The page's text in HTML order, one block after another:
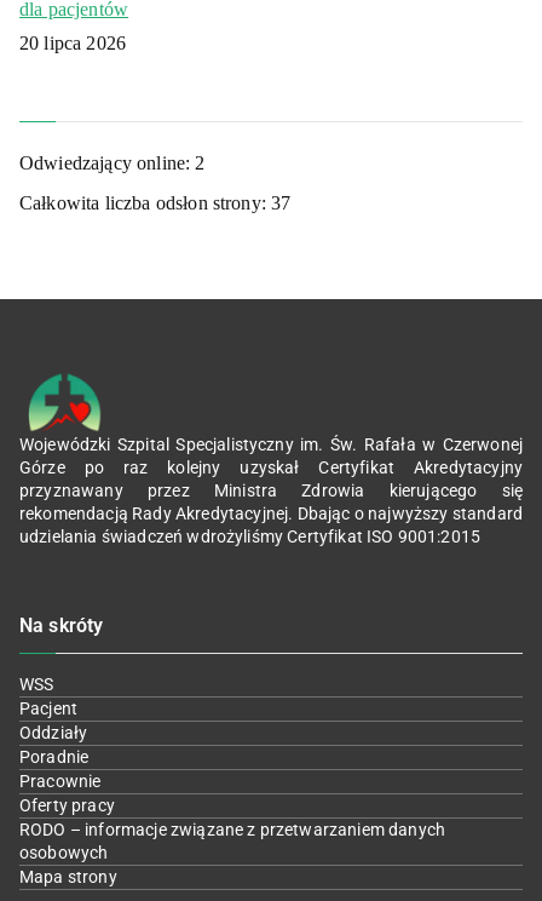
dla pacjentów
20 lipca 2026
Odwiedzający online: 2
Całkowita liczba odsłon strony:37
Wojewódzki Szpital Specjalistyczny im. Św. Rafała w Czerwonej
Górze po raz kolejny uzyskał Certyfikat Akredytacyjny
przyznawany przez Ministra Zdrowia kierującego się
rekomendacją Rady Akredytacyjnej. Dbając o najwyższy standard
udzielania świadczeń wdrożyliśmy Certyfikat ISO 9001:2015
Na skróty
WSS
Pacjent
Oddziały
Poradnie
Pracownie
Oferty pracy
RODO – informacje związane z przetwarzaniem danych
osobowych
Mapa strony